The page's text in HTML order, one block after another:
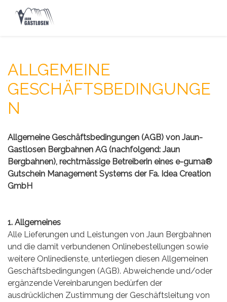
ALLGEMEINE
GESCHÄFTSBEDINGUNGE
N
Allgemeine Geschäftsbedingungen (AGB) von Jaun-
Gastlosen Bergbahnen AG (nachfolgend: Jaun
Bergbahnen), rechtmässige Betreiberin eines e-guma®
Gutschein Management Systems der Fa. Idea Creation
GmbH
1. Allgemeines
Alle Lieferungen und Leistungen von Jaun Bergbahnen
und die damit verbundenen Onlinebestellungen sowie
weitere Onlinedienste, unterliegen diesen Allgemeinen
Geschäftsbedingungen (AGB). Abweichende und/oder
ergänzende Vereinbarungen bedürfen der
ausdrücklichen Zustimmung der Geschäftsleitung von